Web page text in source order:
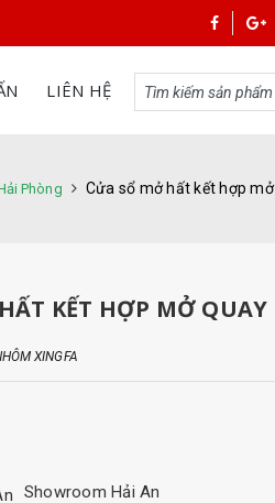
LIÊN HỆ
Phòng Cửa sổ mở hất kết hợp
KẾT HỢP MỞ QUAY
XINGFA
Showroom Hải An